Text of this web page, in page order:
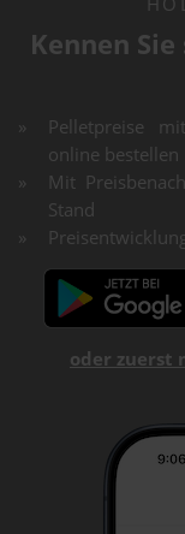
Kennen
Pelletpreise
online bestellen
Mit
Stand
oder zuerst